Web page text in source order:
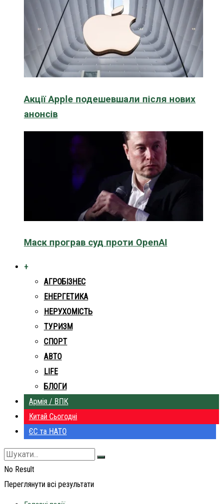
Акції Apple подешевшали після нових
анонсів
Маск програв суд проти OpenAI
+
АГРОБІЗНЕС
ЕНЕРГЕТИКА
НЕРУХОМІСТЬ
ТУРИЗМ
СПОРТ
АВТО
LIFE
БЛОГИ
Армія / ВПК
Китай Сьогодні
ЄС та НАТО
No Result
Переглянути всі результати